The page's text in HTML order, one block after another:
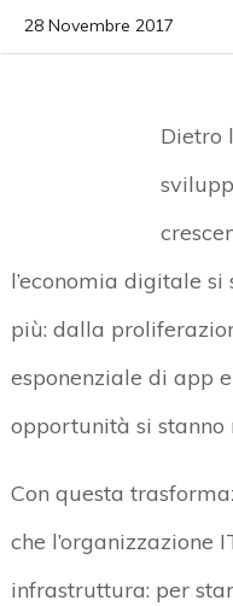
28 Novembre 2017
Dietro
l’economia digitale
più: dalla
esponenziale di app
opportunità si
Con questa
che l’organizzazione
infrastruttura: per